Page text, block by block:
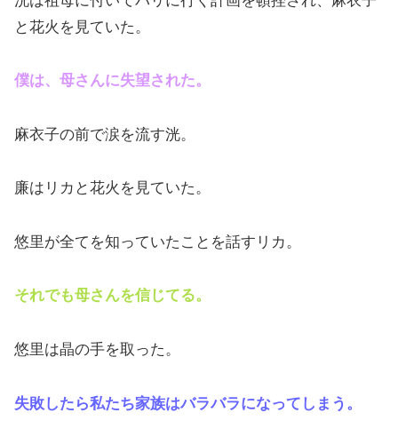
と花火を見ていた。
僕は、母さんに失望された。
麻衣子の前で涙を流す洸。
廉はリカと花火を見ていた。
悠里が全てを知っていたことを話すリカ。
それでも母さんを信じてる。
悠里は晶の手を取った。
失敗したら私たち家族はバラバラになってしまう。